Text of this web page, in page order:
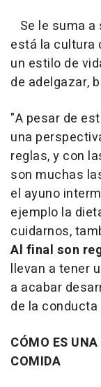
Se le suma a
está la cultura
un estilo de
de adelgazar,
"A pesar de
una
reglas, y con
son muchas
el ayuno
ejemplo la
cuidarnos,
Al final son
llevan a tener
a acabar
de la
CÓMO ES
COMIDA